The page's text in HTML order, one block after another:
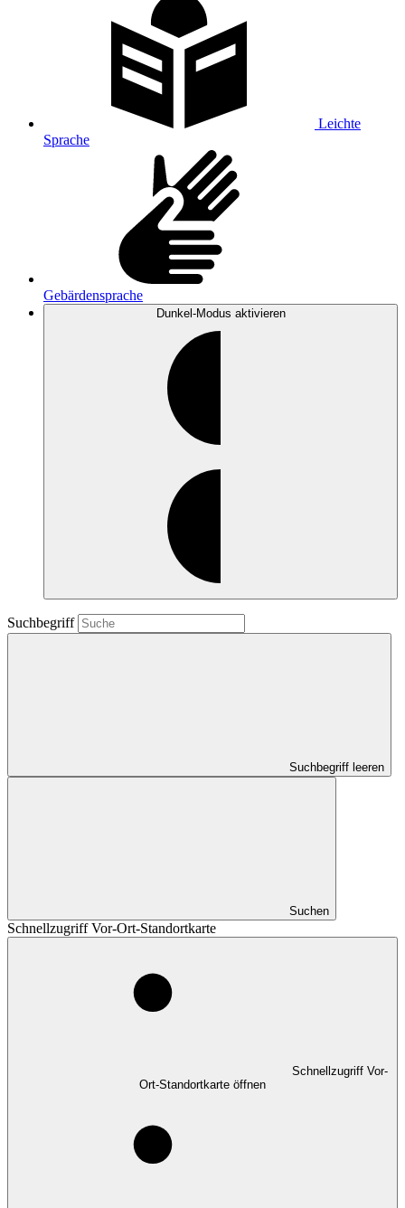
Leichte
Sprache
Gebärdensprache
Dunkel-Modus aktivieren
Suchbegriff
Suchbegriff leeren
Suchen
Schnellzugriff Vor-Ort-Standortkarte
Schnellzugriff Vor-
Ort-Standortkarte öffnen